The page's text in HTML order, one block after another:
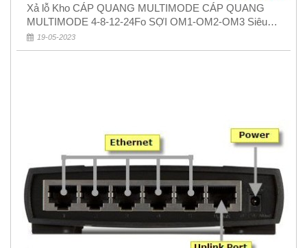
Xả lỗ Kho CÁP QUANG MULTIMODE CÁP QUANG
MULTIMODE 4-8-12-24Fo SỢI OM1-OM2-OM3 Siêu
Rẻ 5k
19-05-2023